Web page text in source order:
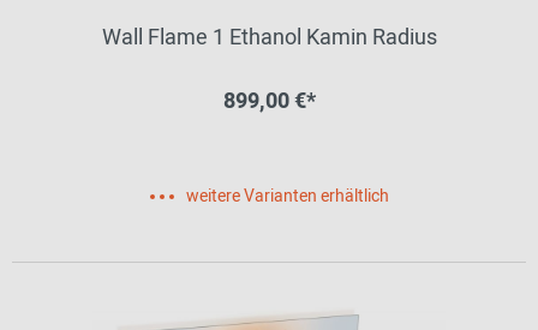
Wall Flame 1 Ethanol Kamin Radius
899,00 €*
weitere Varianten erhältlich